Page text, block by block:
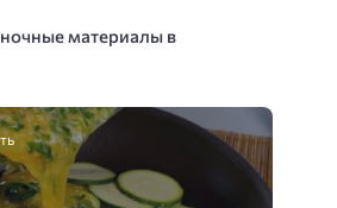
материалы в